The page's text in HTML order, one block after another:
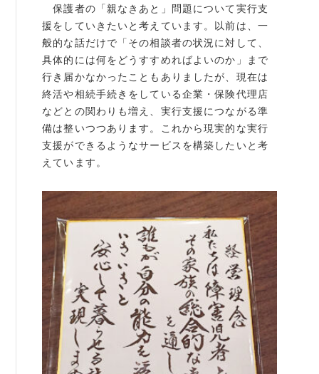
保護者の「親なきあと」問題について実行支
援をしていきたいと考えています。以前は、一
般的な話だけで「その相談者の状況に対して、
具体的には何をどうすすめればよいのか」まで
行き届かなかったこともありましたが、現在は
終活や相続手続きをしている企業・保険代理店
などとの関わりも増え、実行支援につながる準
備は整いつつあります。これから現実的な実行
支援ができるようなサービスを構築したいと考
えています。